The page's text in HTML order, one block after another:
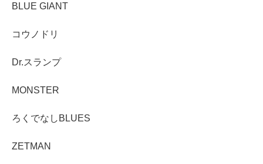
BLUE GIANT
コウノドリ
Dr.スランプ
MONSTER
ろくでなしBLUES
ZETMAN